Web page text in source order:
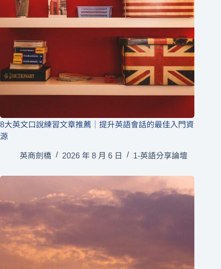
8大英文口說練習文章推薦｜提升英語會話的最佳入門資
源
英商劍橋 2026 年 8 月 6 日 1-英語分享論壇